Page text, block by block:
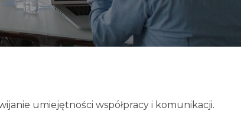
umiejętności współpracy i komunikacji.